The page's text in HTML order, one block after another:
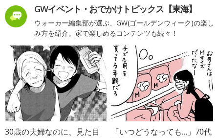
GWイベント・おでかけトピックス【東海】
ウォーカー編集部が選ぶ、GW(ゴールデンウィーク)の楽し
み方を紹介。家で楽しめるコンテンツも続々！
30歳の夫婦なのに、見た目
「いつどうなっても…」70代